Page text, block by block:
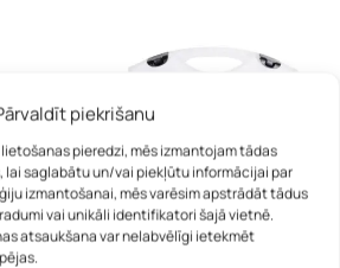
piekrišanu
pieredzi, mēs izmantojam tādas
lai saglabātu un/vai piekļūtu informācijai par
izmantošanai, mēs varēsim apstrādāt tādus
vai unikāli identifikatori šajā vietnē.
atsaukšana var nelabvēlīgi ietekmēt